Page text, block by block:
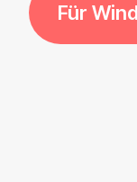
Für